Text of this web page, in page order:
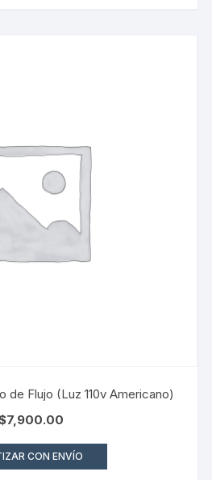
Flujo (Luz 110v Americano)
7,900.00
CON ENVÍO